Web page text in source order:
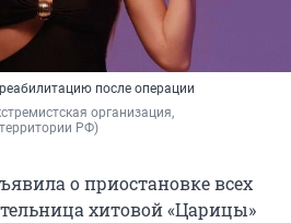
после операции
организация,
РФ)
о приостановке всех
хитовой «Царицы»